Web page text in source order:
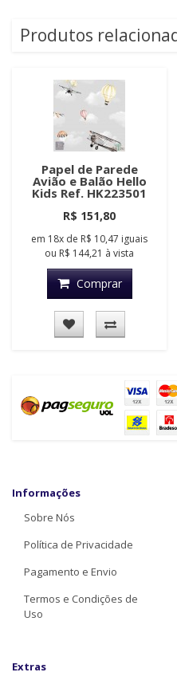
Produtos
Papel de Parede
Avião e Balão Hello
Kids Ref. HK223501
R$ 151,80
em 18x de R$ 10,47 iguais
ou R$ 144,21 à vista
Comprar
Informações
Sobre Nós
Política de Privacidade
Pagamento e Envio
Termos e Condições de
Uso
Extras